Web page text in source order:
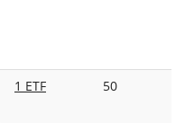
1 ETF 50